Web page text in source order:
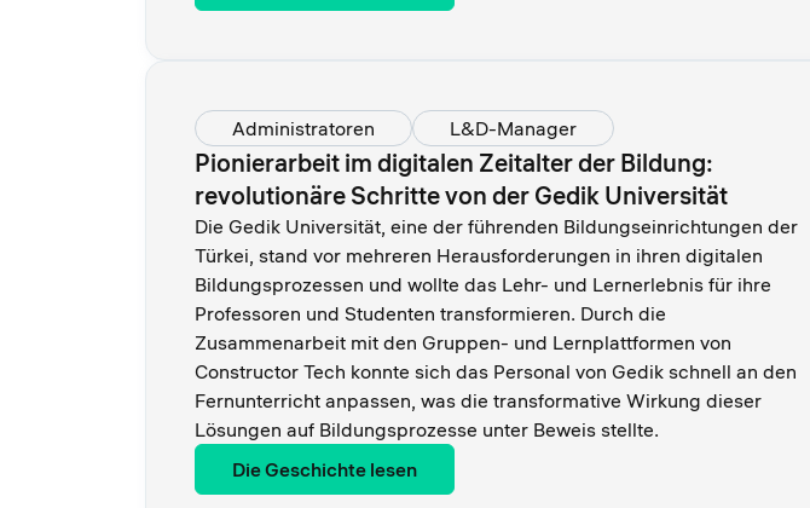
Administratoren L&D-Manager
Pionierarbeit im digitalen Zeitalter der Bildung:
revolutionäre Schritte von der Gedik Universität
Die Gedik Universität, eine der führenden Bildungseinrichtungen der
Türkei, stand vor mehreren Herausforderungen in ihren digitalen
Bildungsprozessen und wollte das Lehr- und Lernerlebnis für ihre
Professoren und Studenten transformieren. Durch die
Zusammenarbeit mit den Gruppen- und Lernplattformen von
Constructor Tech konnte sich das Personal von Gedik schnell an den
Fernunterricht anpassen, was die transformative Wirkung dieser
Lösungen auf Bildungsprozesse unter Beweis stellte.
Die Geschichte lesen